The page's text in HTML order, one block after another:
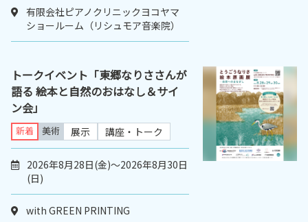
有限会社ピアノクリニックヨコヤマ
ショールーム（リシュモア音楽院）
トークイベント「東郷なりささんが
語る 絵本と自然のおはなし＆サイ
ン会」
新着 美術 展示 講座・トーク
2026年8月28日(金)～2026年8月30日
(日)
with GREEN PRINTING